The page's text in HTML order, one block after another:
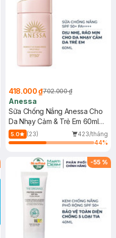
418.000 ₫702.000 ₫
Anessa
Sữa Chống Nắng Anessa Cho
Da Nhạy Cảm & Trẻ Em 60ml
(Mới)
5.0 (23)
423/tháng
44%
-55 %